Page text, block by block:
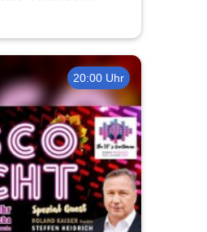
Taucha
e.V.
20:00 Uhr